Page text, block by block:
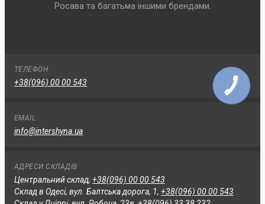
Росава та багатьма іншими брендами.
ТЕЛЕФОН
+38(096) 00 00 543
EMAIL
info@intershyna.ua
АДРЕСИ СКЛАДІВ
Центральний склад, +38(096) 00 00 543
Склад в Одесі, вул. Балтська дорога, 1, +38(096) 00 00 543
КНОПКА
СВЯЗИ